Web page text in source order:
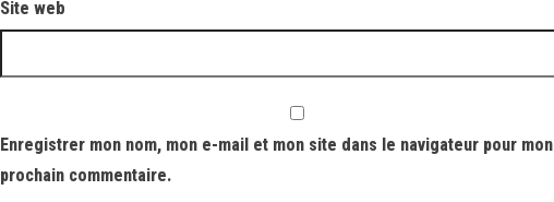
Site web
Enregistrer mon nom, mon e-mail et mon site dans le navigateur pour mon
prochain commentaire.